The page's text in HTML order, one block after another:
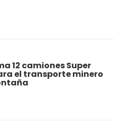
12 camiones Super
el transporte minero